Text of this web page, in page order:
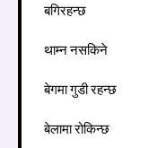
बगिरहन्छ
थाम्न नसकिने
बेगमा गुडी रहन्छ
बेलामा रोकिन्छ